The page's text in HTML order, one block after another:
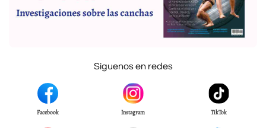
Síguenos en redes
Facebook Instagram TikTok